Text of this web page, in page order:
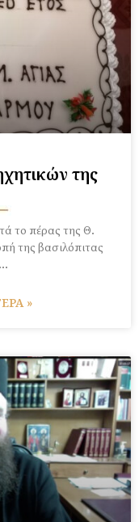
της
το πέρας της Θ.
της βασιλόπιτας
»